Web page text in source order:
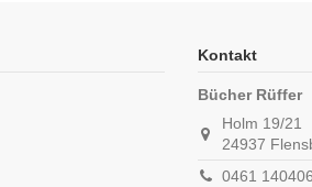
Kontakt
Bücher Rüffer
Holm 19/21
24937
0461